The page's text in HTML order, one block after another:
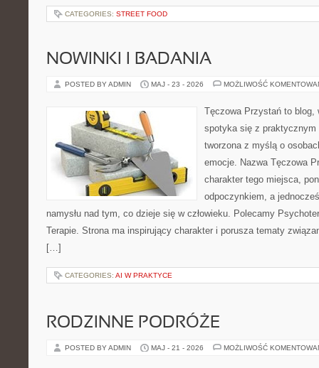
CATEGORIES: STREET FOOD
NOWINKI I BADANIA
POSTED BY ADMIN MAJ - 23 - 2026 MOŻLIWOŚĆ
Tęczowa Przystań to
spotyka się z praktycznym
tworzona z myślą o
emocje. Nazwa Tęczowa
charakter tego miejsca,
odpoczynkiem, a
namysłu nad tym, co dzieje się w człowieku. Polecamy
Terapie. Strona ma inspirujący charakter i porusza tematy
[…]
CATEGORIES: AI W PRAKTYCE
RODZINNE PODRÓŻE
POSTED BY ADMIN MAJ - 21 - 2026 MOŻLIWOŚĆ